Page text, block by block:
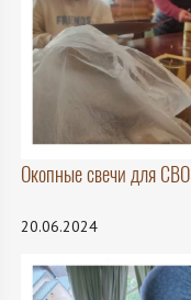
Окопные свечи для СВО
20.06.2024